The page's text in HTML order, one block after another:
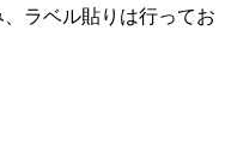
ラベル貼りは行ってお